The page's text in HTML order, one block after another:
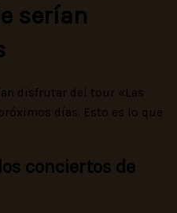
serían
disfrutar del tour «Las
días. Esto es lo que
conciertos de